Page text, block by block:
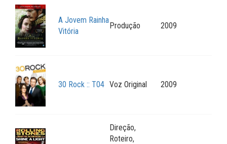
A Jovem Rainha
Vitória
Produção 2009
30 Rock :: T04 Voz Original 2009
Direção,
Roteiro,